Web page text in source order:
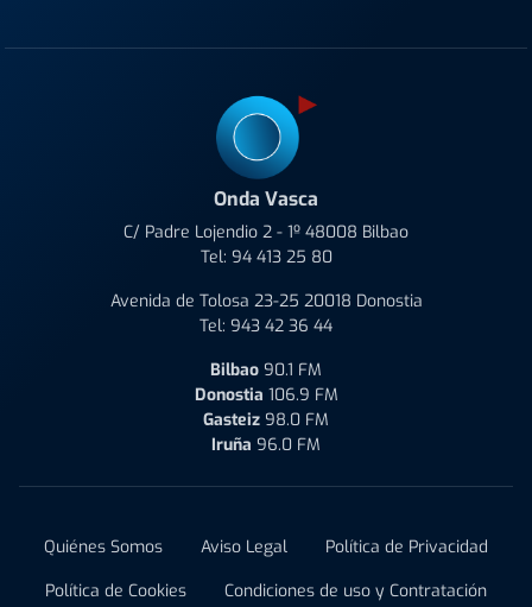
Onda Vasca
C/ Padre Lojendio 2 - 1º 48008 Bilbao
Tel: 94 413 25 80
Avenida de Tolosa 23-25 20018 Donostia
Tel: 943 42 36 44
Bilbao 90.1 FM
Donostia 106.9 FM
Gasteiz 98.0 FM
Iruña 96.0 FM
Quiénes Somos Aviso Legal
Política de Privacidad
Política de Cookies
Condiciones de uso y Contratación